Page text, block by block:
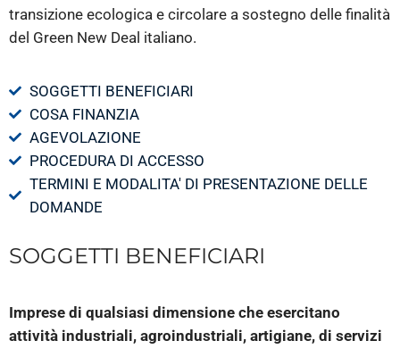
transizione ecologica e circolare a sostegno delle finalità
del Green New Deal italiano.
SOGGETTI BENEFICIARI
COSA FINANZIA
AGEVOLAZIONE
PROCEDURA DI ACCESSO
TERMINI E MODALITA' DI PRESENTAZIONE DELLE
DOMANDE
SOGGETTI BENEFICIARI
Imprese di qualsiasi dimensione che esercitano
attività industriali, agroindustriali, artigiane, di servizi